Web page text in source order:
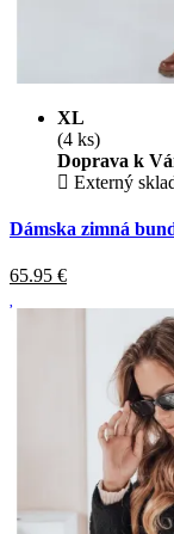
XL
(4 ks)
Doprava k
Externý
Dámska zimná
65.95 €